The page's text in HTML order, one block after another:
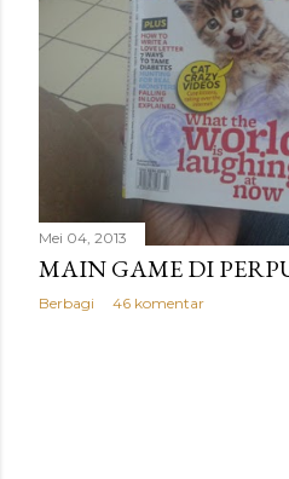
Mei 04, 2013
MAIN GAME DI
Berbagi 46 komentar